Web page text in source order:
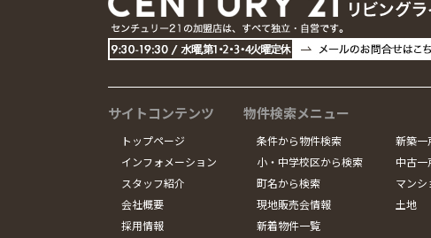
サイトコンテンツ
トップページ
インフォメーション
スタッフ紹介
会社概要
採用情報
物件検索メニュー
条件から物件検索
小・中学校区から検索
町名から検索
現地販売会情報
新着物件一覧
新築一
中古一
マンシ
土地